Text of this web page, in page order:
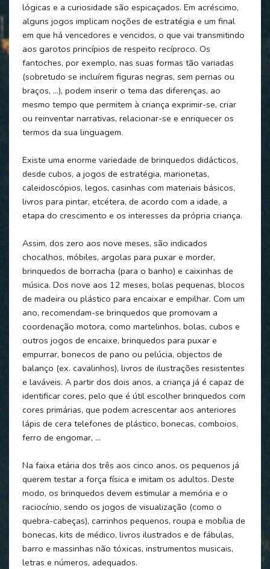
lógicas e a curiosidade são espicaçados. Em acréscimo,
alguns jogos implicam noções de estratégia e um final
em que há vencedores e vencidos, o que vai transmitindo
aos garotos princípios de respeito recíproco. Os
fantoches, por exemplo, nas suas formas tão variadas
(sobretudo se incluírem figuras negras, sem pernas ou
braços, …), podem inserir o tema das diferenças, ao
mesmo tempo que permitem à criança exprimir-se, criar
ou reinventar narrativas, relacionar-se e enriquecer os
termos da sua linguagem.
Existe uma enorme variedade de brinquedos didácticos,
desde cubos, a jogos de estratégia, marionetas,
caleidoscópios, legos, casinhas com materiais básicos,
livros para pintar, etcétera, de acordo com a idade, a
etapa do crescimento e os interesses da própria criança.
Assim, dos zero aos nove meses, são indicados
chocalhos, móbiles, argolas para puxar e morder,
brinquedos de borracha (para o banho) e caixinhas de
música. Dos nove aos 12 meses, bolas pequenas, blocos
de madeira ou plástico para encaixar e empilhar. Com um
ano, recomendam-se brinquedos que promovam a
coordenação motora, como martelinhos, bolas, cubos e
outros jogos de encaixe, brinquedos para puxar e
empurrar, bonecos de pano ou pelúcia, objectos de
balanço (ex. cavalinhos), livros de ilustrações resistentes
e laváveis. A partir dos dois anos, a criança já é capaz de
identificar cores, pelo que é útil escolher brinquedos com
cores primárias, que podem acrescentar aos anteriores
lápis de cera telefones de plástico, bonecas, comboios,
ferro de engomar, …
Na faixa etária dos três aos cinco anos, os pequenos já
querem testar a força física e imitam os adultos. Deste
modo, os brinquedos devem estimular a memória e o
raciocínio, sendo os jogos de visualização (como o
quebra-cabeças), carrinhos pequenos, roupa e mobília de
bonecas, kits de médico, livros ilustrados e de fábulas,
barro e massinhas não tóxicas, instrumentos musicais,
letras e números, adequados.